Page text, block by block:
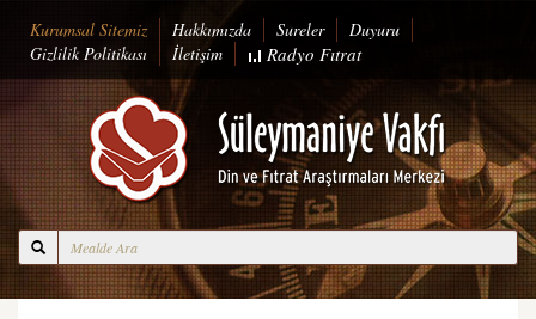
Kurumsal Sitemiz Hakkımızda Sureler
Duyuru
Gizlilik Politikası
İletişim Radyo Fıtrat